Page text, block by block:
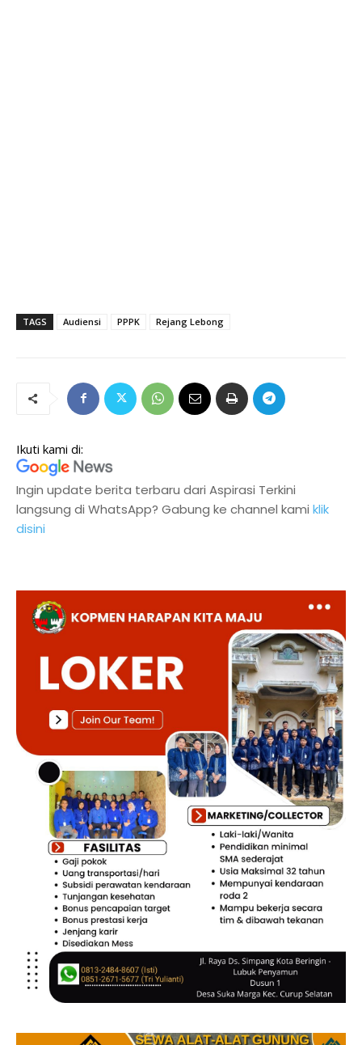
TAGS Audiensi PPPK Rejang Lebong
Ikuti kami di:
Ingin update berita terbaru dari Aspirasi Terkini
langsung di WhatsApp? Gabung ke channel kami klik
disini